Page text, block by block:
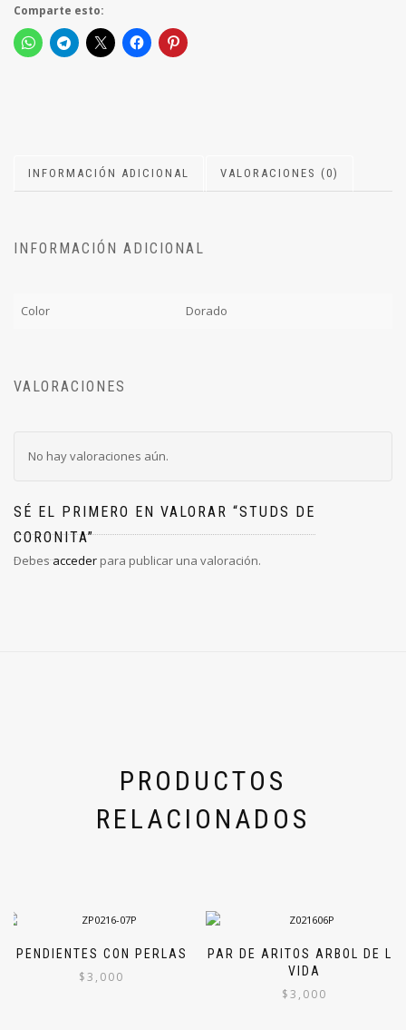
Comparte esto:
INFORMACIÓN ADICIONAL VALORACIONES (0)
INFORMACIÓN ADICIONAL
Color Dorado
VALORACIONES
No hay valoraciones aún.
SÉ EL PRIMERO EN VALORAR “STUDS DE
CORONITA”
Debesacceder para publicar una valoración.
PRODUCTOS
RELACIONADOS
PENDIENTES CON PERLAS
$3,000
PAR DE ARITOS ARBOL DE LA
VIDA
$3,000